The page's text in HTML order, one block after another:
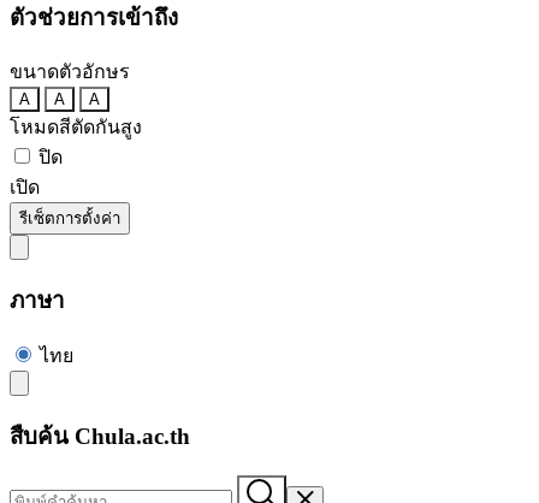
ตัวช่วยการเข้าถึง
ขนาดตัวอักษร
A A A
โหมดสีตัดกันสูง
ปิด
เปิด
รีเซ็ตการตั้งค่า
ภาษา
ไทย
สืบค้น Chula.ac.th